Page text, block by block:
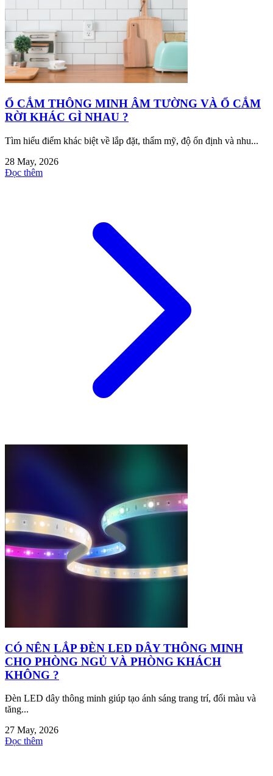
Ổ CẮM THÔNG MINH ÂM TƯỜNG VÀ Ổ CẮM
RỜI KHÁC GÌ NHAU ?
Tìm hiểu điểm khác biệt về lắp đặt, thẩm mỹ, độ ổn định và nhu...
28 May, 2026
Đọc thêm
CÓ NÊN LẮP ĐÈN LED DÂY THÔNG MINH
CHO PHÒNG NGỦ VÀ PHÒNG KHÁCH
KHÔNG ?
Đèn LED dây thông minh giúp tạo ánh sáng trang trí, đổi màu và
tăng...
27 May, 2026
Đọc thêm